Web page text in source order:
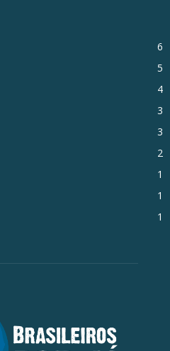
6
5
4
3
3
2
1
1
1